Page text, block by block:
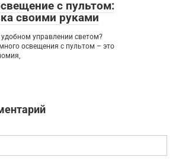
с пультом:
своими руками
удобном управлении светом?
освещения с пультом – это